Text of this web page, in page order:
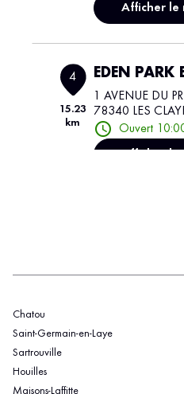
Afficher le
4
15.23
km
EDEN PARK
1 AVENUE DU
78340 LES
Ouvert
Afficher le
Ouvert
EDEN PARK
Chatou
Saint-Germain-en-Laye
Sartrouville
Houilles
Maisons-Laffitte